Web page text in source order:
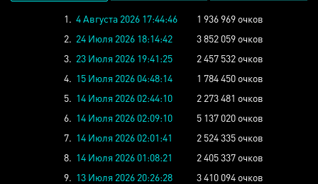
1. 4 Августа 2026 17:44:46
1 936 969 очков
2. 24 Июля 2026 18:14:42
3 852 059 очков
3. 23 Июля 2026 19:41:25
2 457 532 очков
4. 15 Июля 2026 04:48:14
1 784 450 очков
5. 14 Июля 2026 02:44:10
2 273 481 очков
6. 14 Июля 2026 02:09:10
5 137 020 очков
7. 14 Июля 2026 02:01:41
2 524 335 очков
8. 14 Июля 2026 01:08:21
2 405 337 очков
9. 13 Июля 2026 20:26:28
3 410 094 очков